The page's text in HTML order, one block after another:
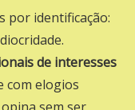
por identificação:
de interesses
com elogios